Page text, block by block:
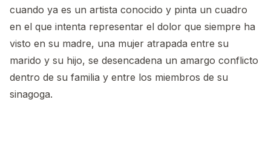
cuando ya es un artista conocido y pinta un cuadro
en el que intenta representar el dolor que siempre ha
visto en su madre, una mujer atrapada entre su
marido y su hijo, se desencadena un amargo conflicto
dentro de su familia y entre los miembros de su
sinagoga.